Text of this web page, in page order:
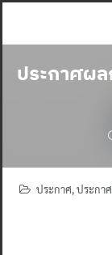
ประกาศผ
ประกาศ,ประกา